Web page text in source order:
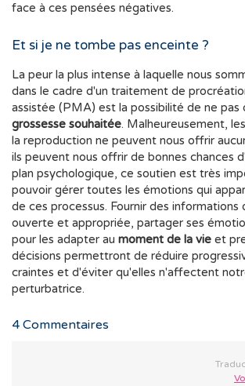
face à ces pensées négatives.
Et si je ne tombe pas enceinte ?
La peur la plus intense à laquelle nous
dans le cadre d'un traitement de
assistée (PMA) est la possibilité de ne pas
grossesse souhaitée. Malheureusement,
la reproduction ne peuvent nous offrir
ils peuvent nous offrir de bonnes chances
plan psychologique, ce soutien est très
pouvoir gérer toutes les émotions qui
de ces processus. Fournir des informations
ouverte et appropriée, partager ses
pour les adapter au moment de la vie et
décisions permettront de réduire
craintes et d'éviter qu'elles n'affectent
perturbatrice.
4 Commentaires